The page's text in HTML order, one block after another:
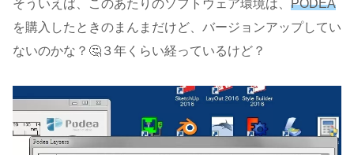
そういえば、このあたりのソフトウェア環境は、 PODEA
を購入したときのまんまだけど、バージョンアップしてい
ないのかな？🤔３年くらい経っているけど？